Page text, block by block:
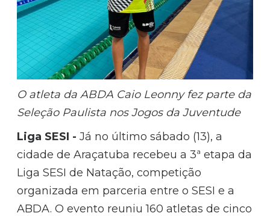
O atleta da ABDA Caio Leonny fez parte da
Seleção Paulista nos Jogos da Juventude
Liga SESI - Já no último sábado (13), a
cidade de Araçatuba recebeu a 3ª etapa da
Liga SESI de Natação, competição
organizada em parceria entre o SESI e a
ABDA. O evento reuniu 160 atletas de cinco